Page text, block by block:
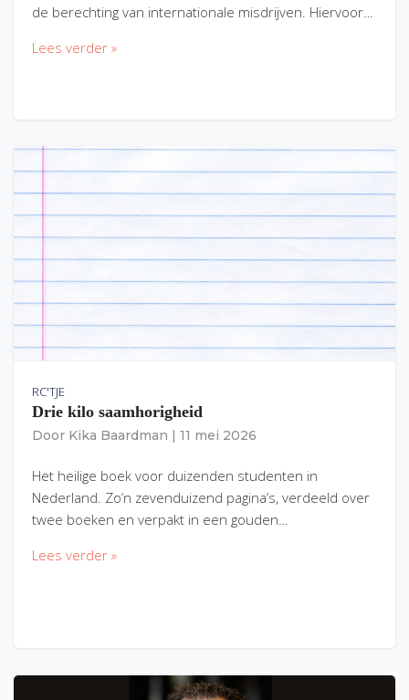
de berechting van internationale misdrijven. Hiervoor…
Lees verder »
RC'TJE
Drie kilo saamhorigheid
Door Kika Baardman 11 mei 2026
Het heilige boek voor duizenden studenten in
Nederland. Zo’n zevenduizend pagina’s, verdeeld over
twee boeken en verpakt in een gouden…
Lees verder »